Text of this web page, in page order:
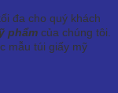
đa cho quý khách
phẩm của chúng tôi.
mẫu túi giấy mỹ